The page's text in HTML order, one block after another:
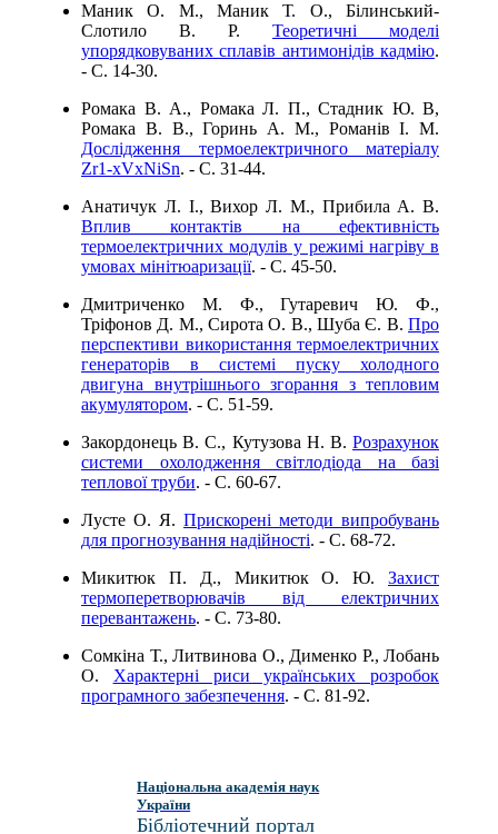
Маник О. М., Маник Т. О., Білинський-
Слотило В. Р. Теоретичні моделі
упорядковуваних сплавів антимонідів кадмію.
- C. 14-30.
Ромака В. А., Ромака Л. П., Стадник Ю. В,
Ромака В. В., Горинь А. М., Романів І. М.
Дослідження термоелектричного матеріалу
Zr1-xVxNiSn. - C. 31-44.
Анатичук Л. І., Вихор Л. М., Прибила А. В.
Вплив контактів на ефективність
термоелектричних модулів у режимі нагріву в
умовах мінітюаризації. - C. 45-50.
Дмитриченко М. Ф., Гутаревич Ю. Ф.,
Тріфонов Д. М., Сирота О. В., Шуба Є. В. Про
перспективи використання термоелектричних
генераторів в системі пуску холодного
двигуна внутрішнього згорання з тепловим
акумулятором. - C. 51-59.
Закордонець В. С., Кутузова Н. В. Розрахунок
системи охолодження світлодіода на базі
теплової труби. - C. 60-67.
Лусте О. Я. Прискорені методи випробувань
для прогнозування надійності. - C. 68-72.
Микитюк П. Д., Микитюк О. Ю. Захист
термоперетворювачів від електричних
перевантажень. - C. 73-80.
Сомкіна Т., Литвинова О., Дименко Р., Лобань
О. Характерні риси українських розробок
програмного забезпечення. - C. 81-92.
Національна академія наук
України
Бібліотечний портал